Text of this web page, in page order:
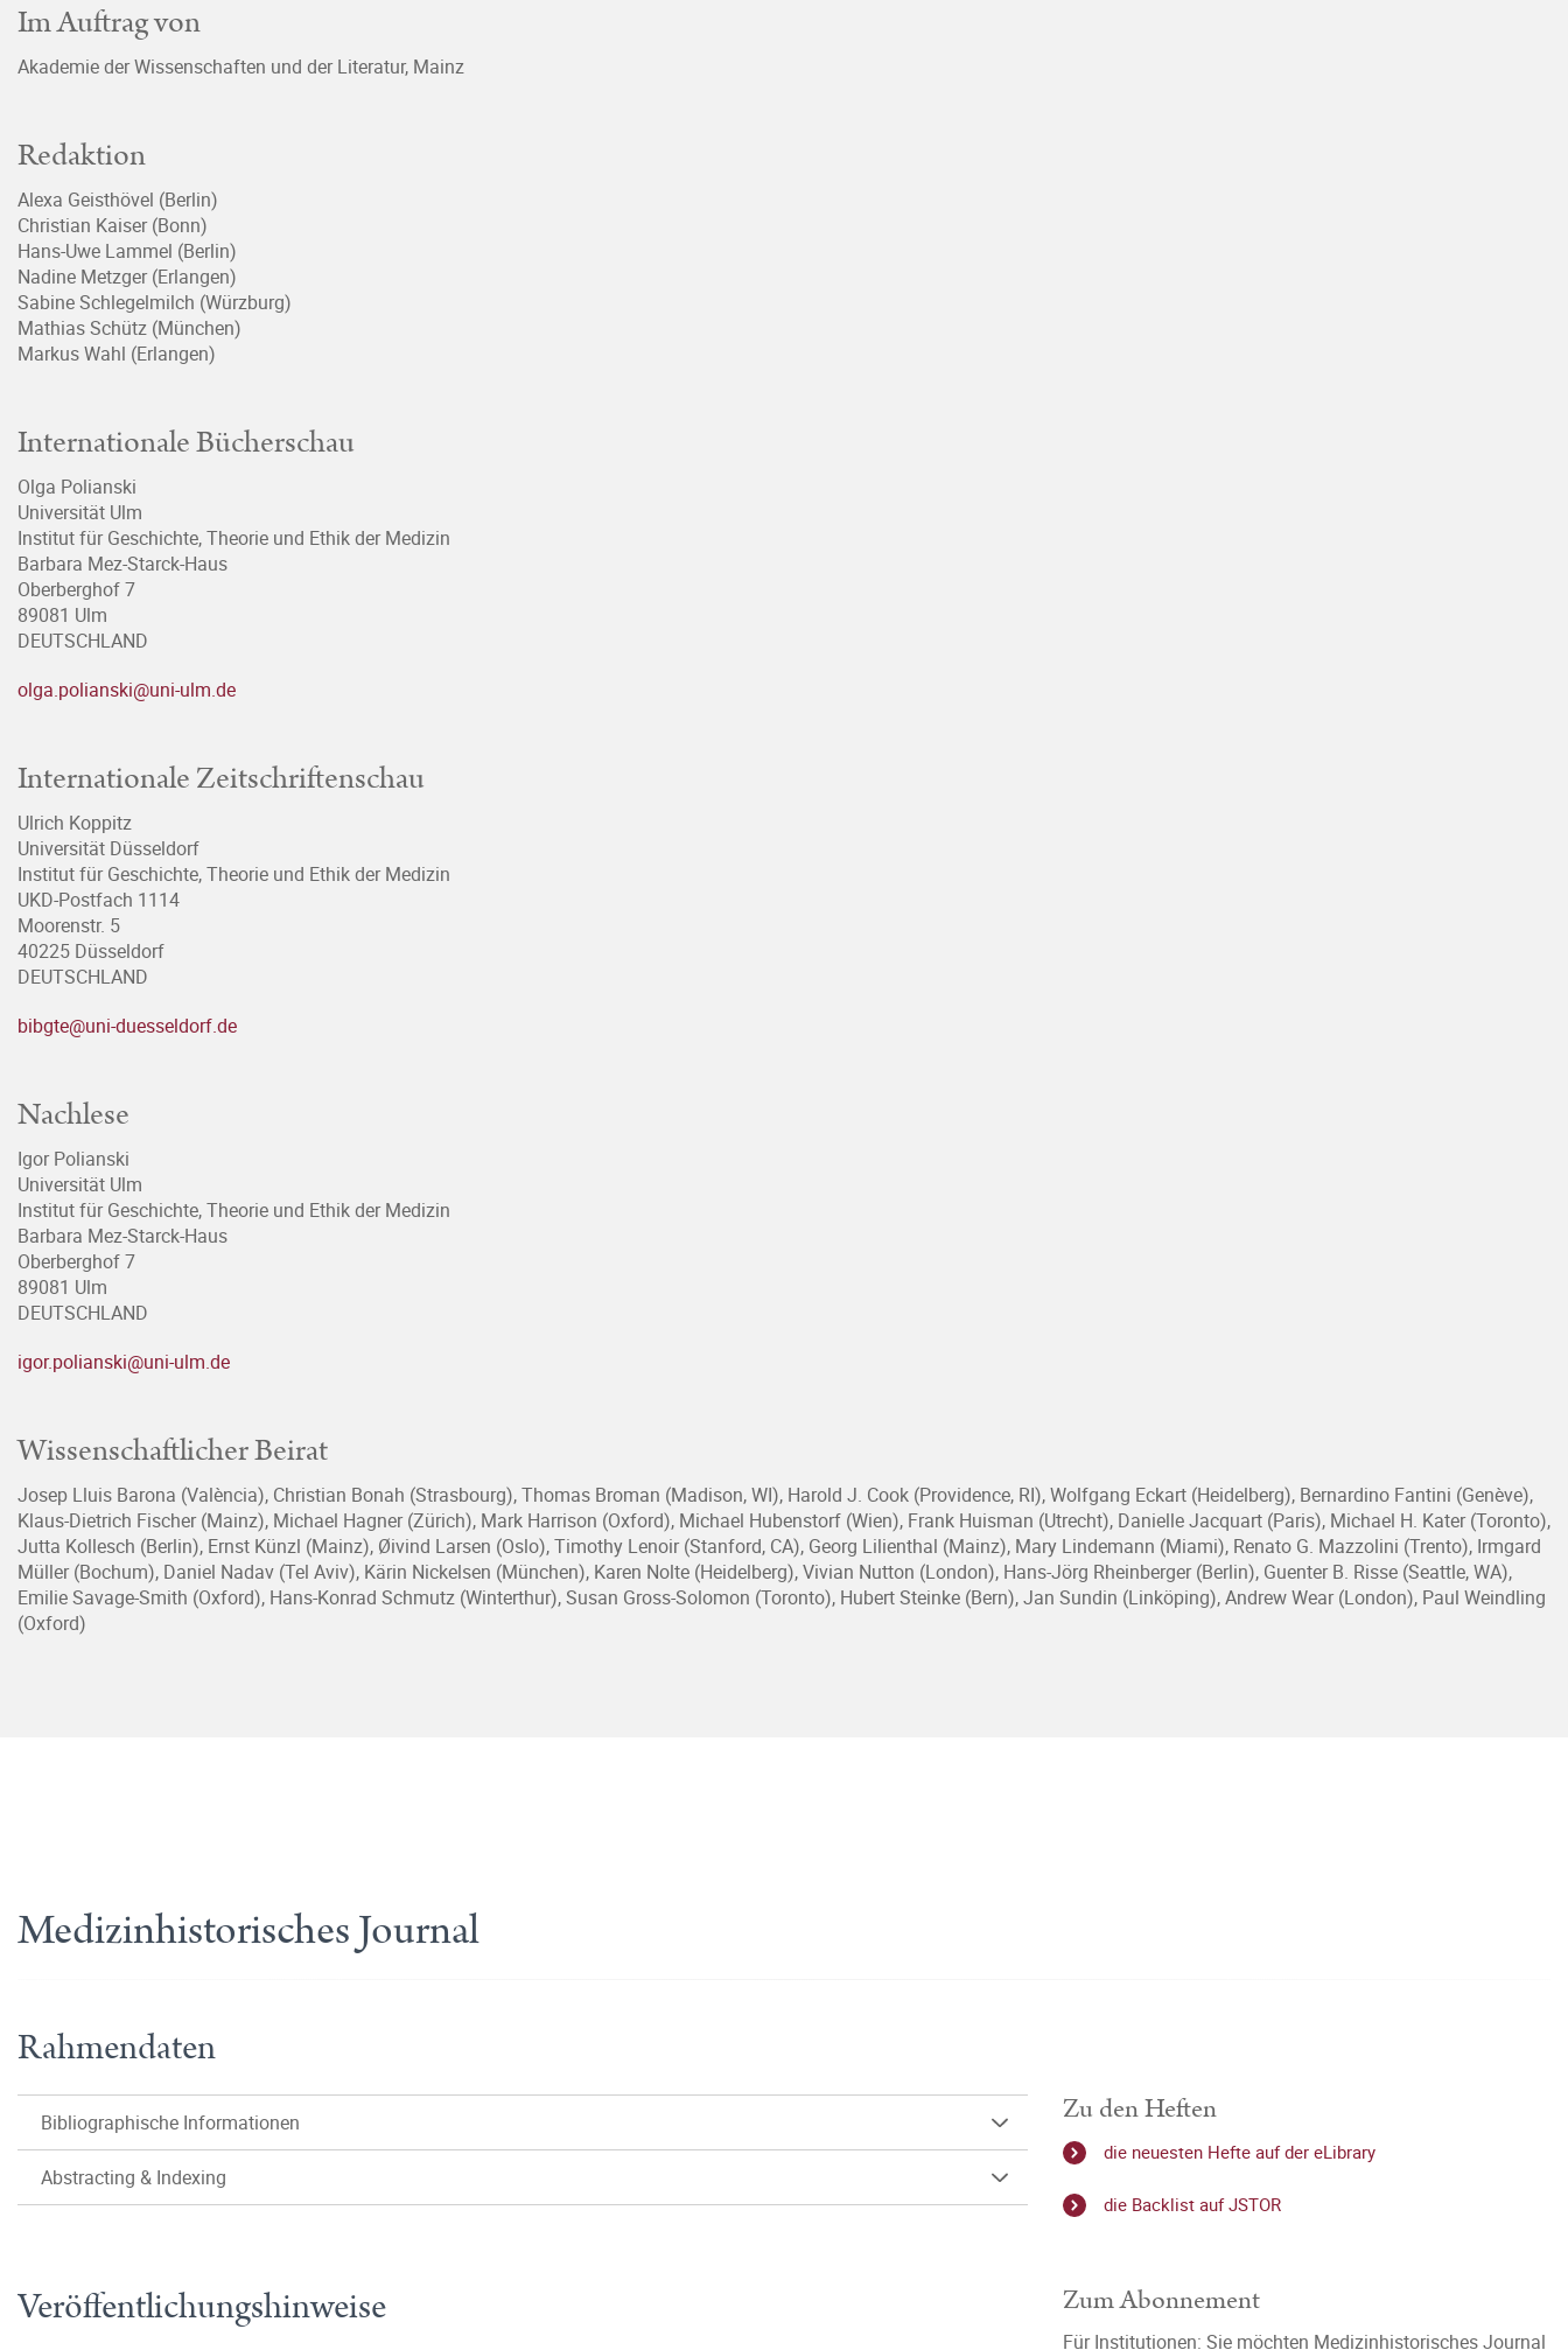
Im Auftrag von
Akademie der Wissenschaften und der Literatur, Mainz
Redaktion
Alexa Geisthövel (Berlin)
Christian Kaiser (Bonn)
Hans-Uwe Lammel (Berlin)
Nadine Metzger (Erlangen)
Sabine Schlegelmilch (Würzburg)
Mathias Schütz (München)
Markus Wahl (Erlangen)
Internationale Bücherschau
Olga Polianski
Universität Ulm
Institut für Geschichte, Theorie und Ethik der Medizin
Barbara Mez-Starck-Haus
Oberberghof 7
89081 Ulm
DEUTSCHLAND
olga.polianski@uni-ulm.de
Internationale Zeitschriftenschau
Ulrich Koppitz
Universität Düsseldorf
Institut für Geschichte, Theorie und Ethik der Medizin
UKD-Postfach 1114
Moorenstr. 5
40225 Düsseldorf
DEUTSCHLAND
bibgte@uni-duesseldorf.de
Nachlese
Igor Polianski
Universität Ulm
Institut für Geschichte, Theorie und Ethik der Medizin
Barbara Mez-Starck-Haus
Oberberghof 7
89081 Ulm
DEUTSCHLAND
igor.polianski@uni-ulm.de
Wissenschaftlicher Beirat
Josep Lluis Barona (València), Christian Bonah (Strasbourg), Thomas Broman (Madison, WI), Harold J. Cook (Providence, RI), Wolfgang Eckart (Heidelberg), Bernardino Fantini (Genève),
Klaus-Dietrich Fischer (Mainz), Michael Hagner (Zürich), Mark Harrison (Oxford), Michael Hubenstorf (Wien), Frank Huisman (Utrecht), Danielle Jacquart (Paris), Michael H. Kater (Toronto),
Jutta Kollesch (Berlin), Ernst Künzl (Mainz), Øivind Larsen (Oslo), Timothy Lenoir (Stanford, CA), Georg Lilienthal (Mainz), Mary Lindemann (Miami), Renato G. Mazzolini (Trento), Irmgard
Müller (Bochum), Daniel Nadav (Tel Aviv), Kärin Nickelsen (München), Karen Nolte (Heidelberg), Vivian Nutton (London), Hans-Jörg Rheinberger (Berlin), Guenter B. Risse (Seattle, WA),
Emilie Savage-Smith (Oxford), Hans-Konrad Schmutz (Winterthur), Susan Gross-Solomon (Toronto), Hubert Steinke (Bern), Jan Sundin (Linköping), Andrew Wear (London), Paul Weindling
(Oxford)
Medizinhistorisches Journal
Rahmendaten
Bibliographische Informationen
Abstracting & Indexing
Veröffentlichungshinweise
Zu den Heften
die neuesten Hefte auf der eLibrary
die Backlist auf JSTOR
Zum Abonnement
Für Institutionen: Sie möchten Medizinhistorisches Journal